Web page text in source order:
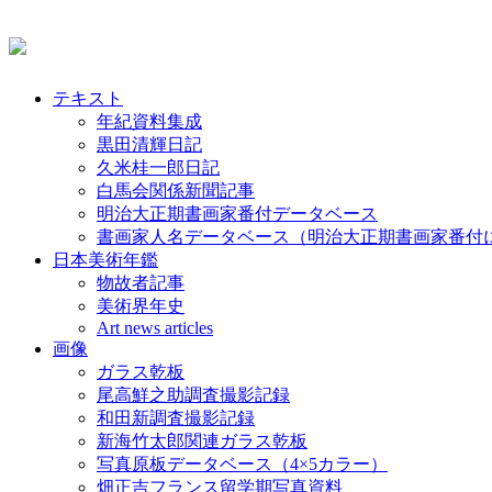
テキスト
年紀資料集成
黒田清輝日記
久米桂一郎日記
白馬会関係新聞記事
明治大正期書画家番付データベース
書画家人名データベース（明治大正期書画家番付
日本美術年鑑
物故者記事
美術界年史
Art news articles
画像
ガラス乾板
尾高鮮之助調査撮影記録
和田新調査撮影記録
新海竹太郎関連ガラス乾板
写真原板データベース（4×5カラー）
畑正吉フランス留学期写真資料